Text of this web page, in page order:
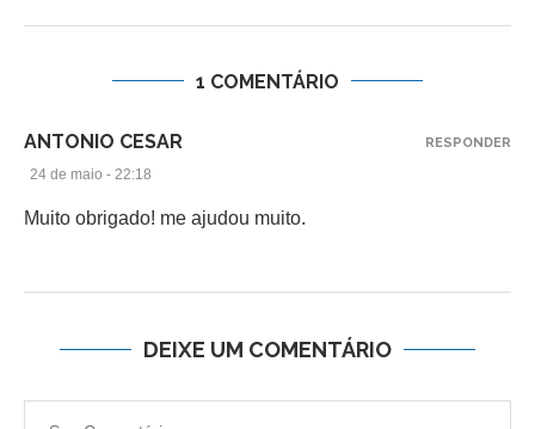
1 COMENTÁRIO
ANTONIO CESAR
24 de maio - 22:18
Muito obrigado! me ajudou muito.
RESPONDER
DEIXE UM COMENTÁRIO